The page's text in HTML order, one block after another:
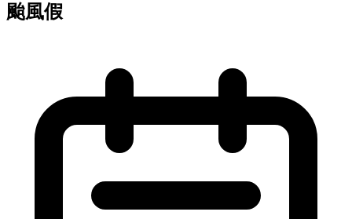
颱風假